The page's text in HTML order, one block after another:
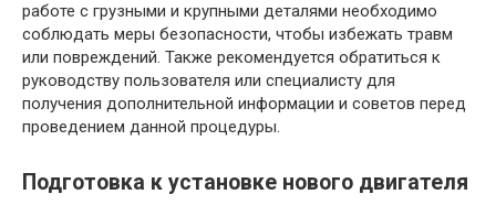
работе с грузными и крупными деталями необходимо
соблюдать меры безопасности, чтобы избежать травм
или повреждений. Также рекомендуется обратиться к
руководству пользователя или специалисту для
получения дополнительной информации и советов перед
проведением данной процедуры.
Подготовка к установке нового двигателя